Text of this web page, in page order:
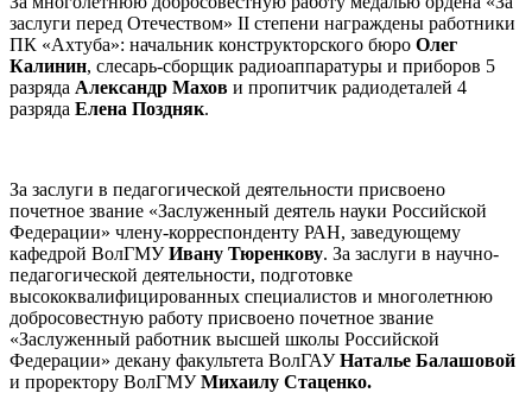
заслуги перед Отечеством» II степени награждены работники
ПК «Ахтуба»: начальник конструкторского бюро Олег
Калинин, слесарь-сборщик радиоаппаратуры и приборов 5
разряда Александр Махов и пропитчик радиодеталей 4
разряда Елена Поздняк.
За заслуги в педагогической деятельности присвоено
почетное звание «Заслуженный деятель науки Российской
Федерации» члену-корреспонденту РАН, заведующему
кафедрой ВолГМУИвану Тюренкову. За заслуги в научно-
педагогической деятельности, подготовке
высококвалифицированных специалистов и многолетнюю
добросовестную работу присвоено почетное звание
«Заслуженный работник высшей школы Российской
Федерации» декану факультета ВолГАУНаталье Балашовой
и проректору ВолГМУМихаилу Стаценко.